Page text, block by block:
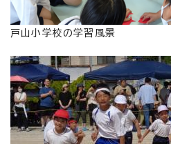
戸山小学校の学習風景